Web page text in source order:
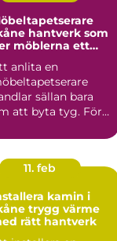
som
möblerna ett
anlita en
sällan bara
att byta tyg. För
be...
11. feb
kamin i
trygg värme
rätt hantverk